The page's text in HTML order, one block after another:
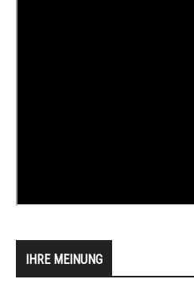
IHRE MEINUNG